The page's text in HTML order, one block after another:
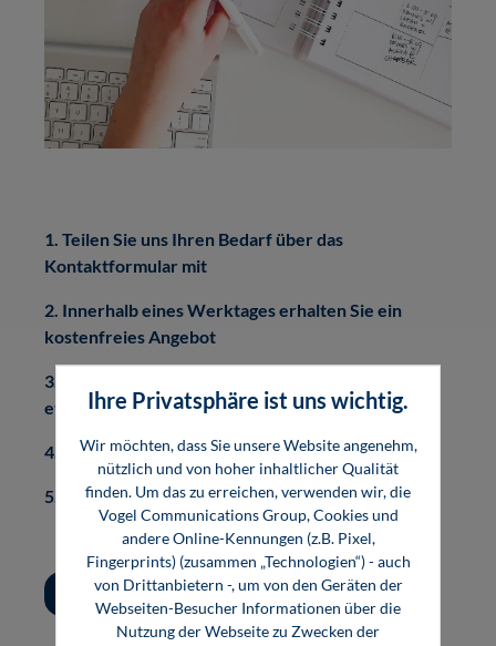
1. Teilen Sie uns Ihren Bedarf über das
Kontaktformular mit
2. Innerhalb eines Werktages erhalten Sie ein
kostenfreies Angebot
3. Detaillierte Abstimmung zu Inhalten, Formaten
etc.
4. Durchführung des Seminars
5. Evaluation und Qualitätssicherung
Jetzt Inhouse-Schulung anfragen
Ihre Privatsphäre ist uns wichtig.
Wir möchten, dass Sie unsere Website angenehm,
nützlich und von hoher inhaltlicher Qualität
finden. Um das zu erreichen, verwenden wir, die
Vogel Communications Group, Cookies und
andere Online-Kennungen (z.B. Pixel,
Fingerprints) (zusammen „Technologien“) - auch
von Drittanbietern -, um von den Geräten der
Webseiten-Besucher Informationen über die
Nutzung der Webseite zu Zwecken der